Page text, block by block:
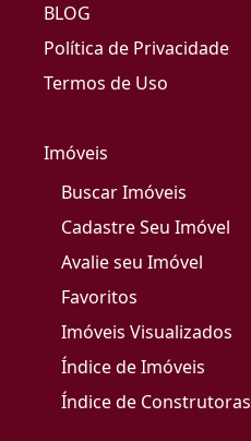
BLOG
Política de Privacidade
Termos de Uso
Imóveis
Buscar Imóveis
Cadastre Seu Imóvel
Avalie seu Imóvel
Favoritos
Imóveis Visualizados
Índice de Imóveis
Índice de Construtoras